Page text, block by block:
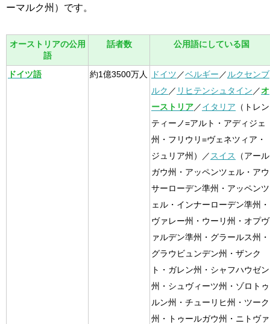
ーマルク州）です。
オーストリアの公用
語
話者数 公用語にしている国
ドイツ語 約1億3500万人 ドイツ ／ベルギー ／ ルクセンブ
ルク ／ リヒテンシュタイン ／オ
ーストリア／イタリア （トレン
ティーノ=アルト・アディジェ
州・フリウリ=ヴェネツィア・
ジュリア州）／ スイス
（アール
ガウ州・アッペンツェル・アウ
サーローデン準州・アッペンツ
ェル・インナーローデン準州・
ヴァレー州・ウーリ州・オプヴ
ァルデン準州・グラールス州・
グラウビュンデン州・ザンク
ト・ガレン州・シャフハウゼン
州・シュヴィーツ州・ゾロトゥ
ルン州・チューリヒ州・ツーク
州・トゥールガウ州・ニトヴァ